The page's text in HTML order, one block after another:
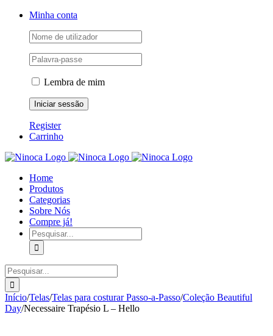
Skip
Facebook
Instagram
YouTubeMinha conta
Lembra de mim
Register
Carrinho
Home
Produtos
Categorias
Sobre Nós
Compre já!
Pesquisar
Pesquisar
Início/Telas/Telas para costurar Passo-a-Passo/Coleção Beautiful
Day/Necessaire Trapésio L – Hello